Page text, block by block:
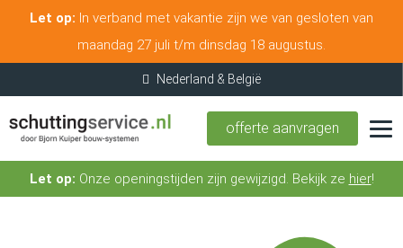
Let op: In verband met vakantie zijn we van gesloten van
maandag 27 juli t/m dinsdag 18 augustus.
offerte aanvragen
Let op: Onze openingstijden zijn gewijzigd. Bekijk ze hier!